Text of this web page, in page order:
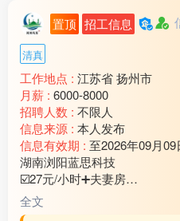
置顶 招工信息
清真
工作地点 : 江苏省 扬州市
月薪 : 6000-8000
招聘人数 : 不限人
信息来源 : 本人发布
信息有效期 : 至2026年09月09
湖南浏阳蓝思科技
☑️27元/小时➕夫妻房
☑️年龄18-50岁（查流水）
☑️回族/汉族➕查案底
全文